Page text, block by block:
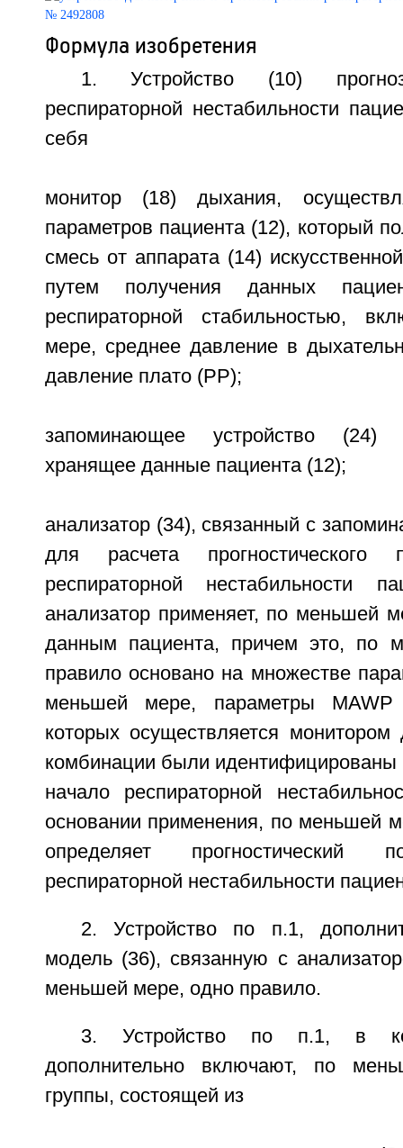
Формула изобретения
1. Устройство (10)
респираторной нестабильности
себя
монитор (18) дыхания,
параметров пациента (12), который
смесь от аппарата (14)
путем получения данных
респираторной стабильностью,
мере, среднее давление в
давление плато (PP);
запоминающее устройство (24)
хранящее данные пациента (12);
анализатор (34), связанный с
для расчета прогностического
респираторной нестабильности
анализатор применяет, по меньшей
данным пациента, причем это, по
правило основано на множестве
меньшей мере, параметры
которых осуществляется
комбинации были идентифицированы
начало респираторной
основании применения, по меньшей
определяет прогностический
респираторной нестабильности
2. Устройство по п.1,
модель (36), связанную с
меньшей мере, одно правило.
3. Устройство по п.1, в
дополнительно включают, по
группы, состоящей из